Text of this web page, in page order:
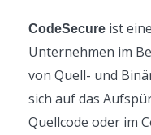
CodeSecure ist
Unternehmen im
von Quell- und
sich auf das
Quellcode oder im